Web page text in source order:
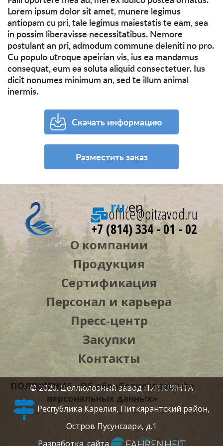
Lorem ipsum dolor sit amet, munere legimus
antiopam cu pri, tale legimus maiestatis te eam, sea
in possim liberavisse necessitatibus. Nemore
postulant an pri, admodum commune deleniti no pro.
Cu populo utroque apeirian vis, ius ea mandamus
consequat, eum ea soluta aliquid consectetuer. Ius
dicit nonumes minimum an, sed te illum animal
inermis.
Скачать информацию
Разместить заказ
office@pitzavod.ru
+7 (814) 334 - 01 - 02
ru/en
О компании
Продукция
Сертификация
Персонал и карьера
Пресс‑центр
Закупки
Контакты
ПОЛОЖЕНИЕ «Об обработке и защите
персональных данных»
© 2020. Целлюлозный завод ПИТКРЯНТА
Республика Карелия, Питкярантский район,
Остров Пусунсаари, д.1
Разработка_сайта